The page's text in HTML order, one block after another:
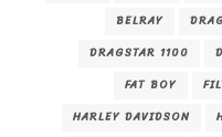
BELRAY
DRAGSTAR 1100
FAT BOY
HARLEY DAVIDSON